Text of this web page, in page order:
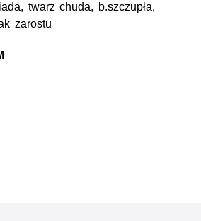
twarz chuda, b.szczupła,
zarostu